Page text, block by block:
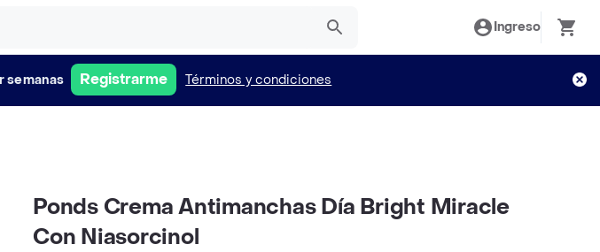
Ingreso
semanas Registrarme Términos y condiciones
Ponds Crema Antimanchas Día Bright Miracle
Con Niasorcinol